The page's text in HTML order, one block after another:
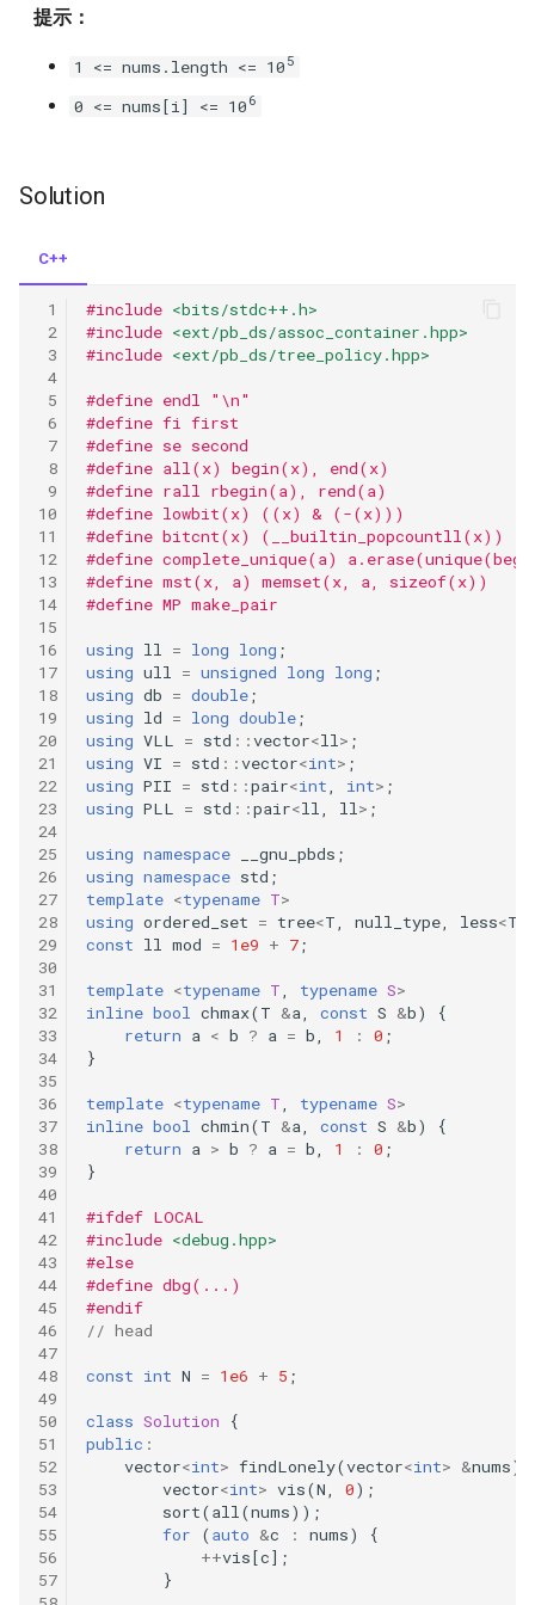
414.third-maximum-number
415.add-strings
array
448.find-all-numbers-
disappeared-in-an-array
453.minimum-moves-to-
equal-array-elements
485.max-consecutive-ones
506.relative-ranks
509.fibonacci-number
520.detect-capital
540.single-element-in-a-
sorted-array
552.student-attendance-
record-ii
561.array-partition-i
575.distribute-candies
594.longest-harmonious-
subsequence
605.can-place-flowers
643.maximum-average-
subarray-i
645.set-mismatch
675.cut-off-trees-for-golf-
event
693.binary-number-with-
alternating-bits
728.self-dividing-numbers
746.min-cost-climbing-stairs
762.prime-number-of-set-
bits-in-binary-representation
提示：
1 <= nums.length <= 10 5
0 <= nums[i] <= 106
Solution
C++
#include <bits/stdc++.h>
#include <ext/pb_ds/assoc_container.hpp>
#include <ext/pb_ds/tree_policy.hpp>
#define endl "\n"
#define fi first
#define se second
#define all(x) begin(x), end(x)
#define rall rbegin(a), rend(a)
#define lowbit(x) ((x) & (-(x)))
#define bitcnt(x) (__builtin_popcountll(x))
#define complete_unique(a)
#define mst(x, a) memset(x, a, sizeof(x))
#define MP make_pair
using ll = long long ;
using ull = unsigned long long ;
using db = double ;
using ld = long double ;
using VLL = std ::vector<ll > ;
using VI = std ::vector<int> ;
using PII = std ::pair<int int> ;
using PLL = std ::pair<ll ll > ;
using namespace __gnu_pbds ;
using namespace std ;
template <typename T>
using ordered_set = tree<T null_type less<T
const ll mod = 1e9 + 7 ;
template <typename T typename S>
inline bool chmax(T &a const S &b)
{
return a < b ? a = b 1 : 0 ;
}
template <typename T typename S>
inline bool chmin(T &a const S &b)
{
return a > b ? a = b 1 : 0 ;
}
#ifdef LOCAL
#include <debug.hpp>
#else
#define dbg(...)
#endif
// head
const int N = 1e6 + 5 ;
class Solution
{
public :
vector<int> findLonely(vector<int> &nums)
vector<int> vis(N 0);
sort(all (nums));
for
(auto &c : nums)
{
++vis[c];
}